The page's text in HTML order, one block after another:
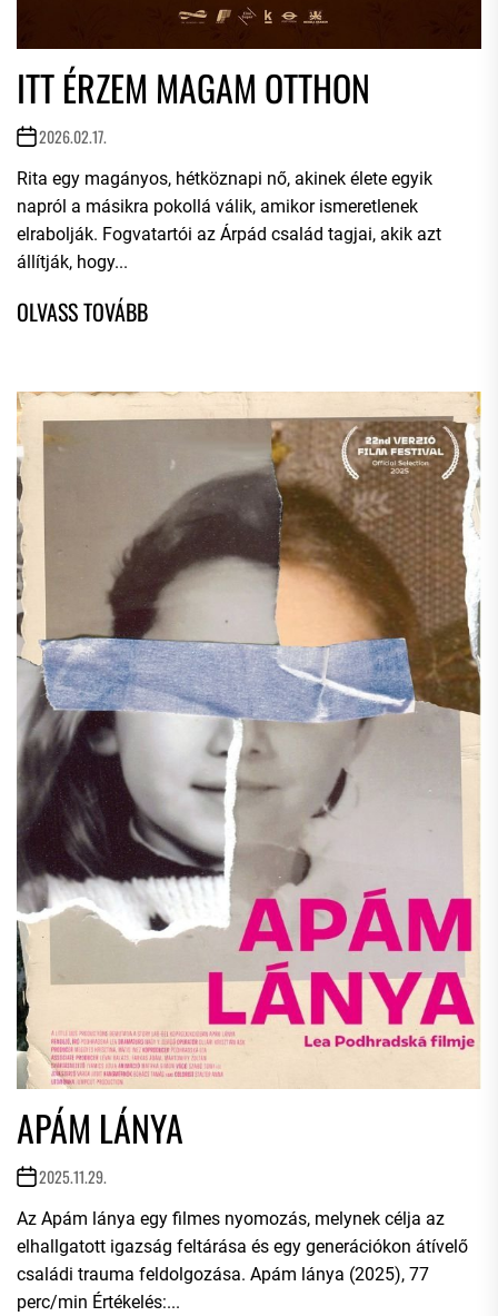
ITT ÉRZEM MAGAM OTTHON
2026.02.17.
Rita egy magányos, hétköznapi nő, akinek élete egyik
napról a másikra pokollá válik, amikor ismeretlenek
elrabolják. Fogvatartói az Árpád család tagjai, akik azt
állítják, hogy...
APÁM LÁNYA
2025.11.29.
Az Apám lánya egy filmes nyomozás, melynek célja az
elhallgatott igazság feltárása és egy generációkon átívelő
családi trauma feldolgozása. Apám lánya (2025), 77
perc/min Értékelés:...